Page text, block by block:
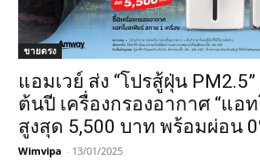
ขายตรง
แอมเวย์ ส่ง “โปรสู้ฝุ่น
ต้นปี เครื่องกรองอากาศ “แอ
สูงสุด 5,500 บาท พร้อมผ่อน
Wimvipa - 13/01/2025